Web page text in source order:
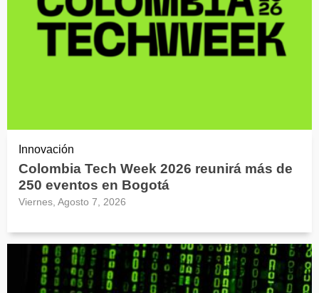
Innovación
Colombia Tech Week 2026 reunirá más de
250 eventos en Bogotá
Viernes, Agosto 7, 2026